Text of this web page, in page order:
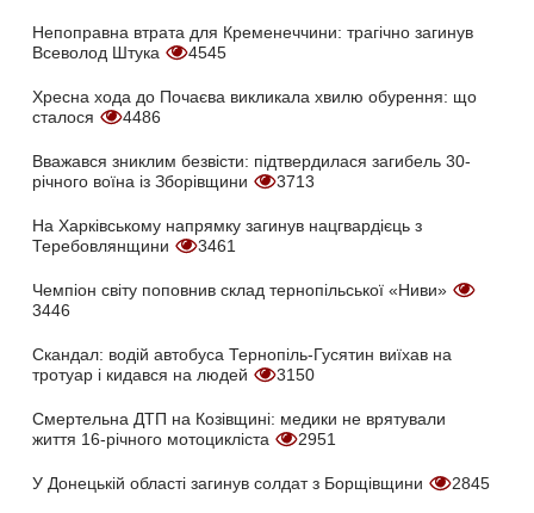
Непоправна втрата для Кременеччини: трагічно загинув
Всеволод Штука
4545
Хресна хода до Почаєва викликала хвилю обурення: що
сталося
4486
Вважався зниклим безвісти: підтвердилася загибель 30-
річного воїна із Зборівщини
3713
На Харківському напрямку загинув нацгвардієць з
Теребовлянщини
3461
Чемпіон світу поповнив склад тернопільської «Ниви»
3446
Скандал: водій автобуса Тернопіль-Гусятин виїхав на
тротуар і кидався на людей
3150
Смертельна ДТП на Козівщині: медики не врятували
життя 16-річного мотоцикліста
2951
У Донецькій області загинув солдат з Борщівщини 2845